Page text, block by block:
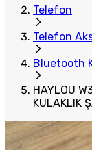
Telefon
Telefon
Bluetooth
HAYLOU
KULAKLIK